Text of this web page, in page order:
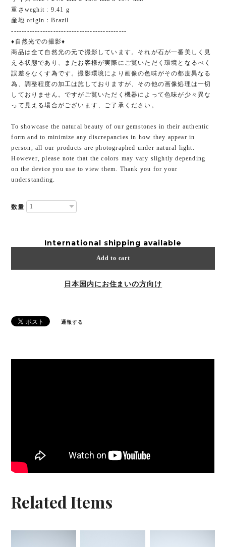
重さweghit : 9.41 g
産地 origin：Brazil
--------------------------------------------
♦︎自然光での撮影♦︎
商品は全て自然光の元で撮影しています。それが石が一番美しく見
える状態であり、またお客様が実際にご覧いただく環境となるべく
誤差をなくす為です。撮影環境により画像の色味がその都度異なる
為、調整程度の加工は施しておりますが、その他の画像処理は一切
しておりません。ですがご覧いただく機器によって色味が少々異な
って見える場合がございます、ご了承ください。
To showcase the natural beauty of our gemstones in their authentic
form and to minimize any discrepancies in how they appear in
person, all our products are photographed under natural light.
However, please note that the colors may vary slightly depending
on the device you use to view them. Thank you for your
understanding.
数量
International shipping available
Add to cart
日本国内にお住まいの方向け
通報する
Related Items